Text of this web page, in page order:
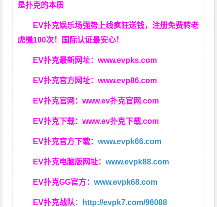
是扑克的本质
EV扑克娱乐场强势上线疯狂送钱，注册免费转老
虎機100次！国际认证最安心！
EV扑克最新网址：www.evpks.com
EV扑克官方网址：www.evp86.com
EV扑克官网：www.ev扑克官网.com
EV扑克下载：www.ev扑克下载.com
EV扑克官方下载：www.evpk66.com
EV扑克电脑版网址：www.evpk88.com
EV扑克GG官方：www.evpk68.com
EV扑克战队 ： http://evpk7.com/96088